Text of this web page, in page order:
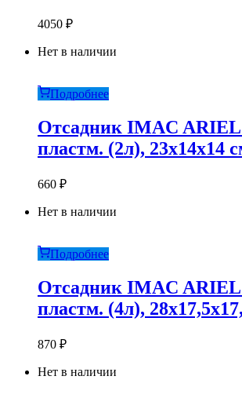
4050 ₽
Нет в наличии
Подробнее
Отсадник IMAC
пластм. (2л), 23х14х14
660 ₽
Нет в наличии
Подробнее
Отсадник IMAC
пластм. (4л),
870 ₽
Нет в наличии